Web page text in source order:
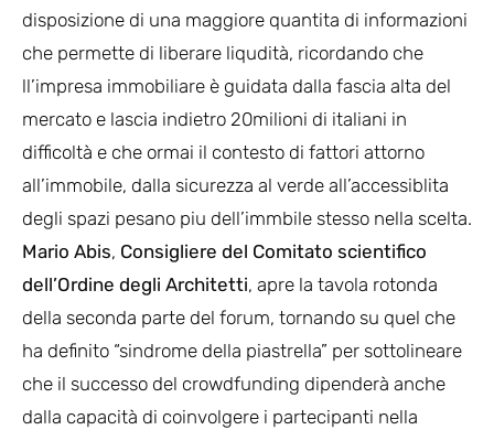
disposizione di una maggiore quantita di informazioni
che permette di liberare liqudità, ricordando che
ll’impresa immobiliare è guidata dalla fascia alta del
mercato e lascia indietro 20milioni di italiani in
difficoltà e che ormai il contesto di fattori attorno
all’immobile, dalla sicurezza al verde all’accessiblita
degli spazi pesano piu dell’immbile stesso nella scelta.
Mario Abis, Consigliere del Comitato scientifico
dell’Ordine degli Architetti, apre la tavola rotonda
della seconda parte del forum, tornando su quel che
ha definito “sindrome della piastrella” per sottolineare
che il successo del crowdfunding dipenderà anche
dalla capacità di coinvolgere i partecipanti nella